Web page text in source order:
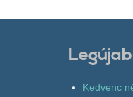
Kedvenc